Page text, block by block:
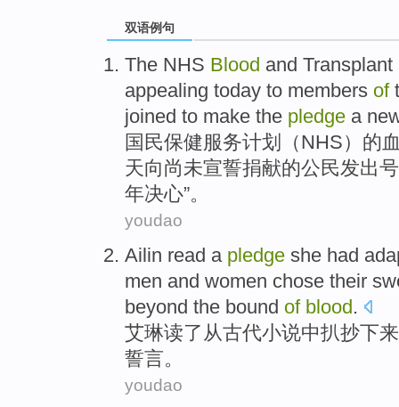
双语例句
The NHS Blood and Transplant
appealing today to members of
joined to make the pledge a
国民保健服务计划（NHS） 的
天向尚未宣誓捐献的公民发出
年决心”。
youdao
Ailin read a pledge she had
men and women chose their
beyond the bound of blood.
艾琳读了 从古代小说中扒抄下来
誓言。
youdao